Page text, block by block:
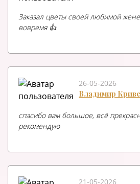
Заказал цветы своей любимой
вовремя 👍
26-05-2026
Владимир
спасибо вам большое, всё
рекомендую
21-05-2026